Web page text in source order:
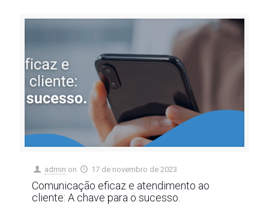
admin on 17 de novembro de 2023
Comunicação eficaz e atendimento ao
cliente: A chave para o sucesso.